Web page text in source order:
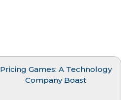
Pricing Games: A Technology
Company Boast